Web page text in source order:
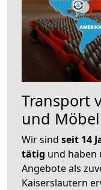
Transport
und
Wir sind seit 14
tätig und haben
Angebote als
Kaiserslautern